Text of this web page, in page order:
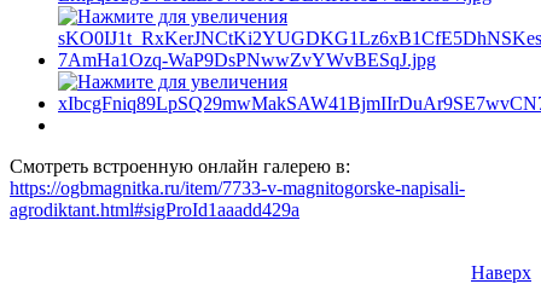
Смотреть встроенную онлайн галерею в:
https://ogbmagnitka.ru/item/7733-v-magnitogorske-napisali-
agrodiktant.html#sigProId1aaadd429a
Наверх